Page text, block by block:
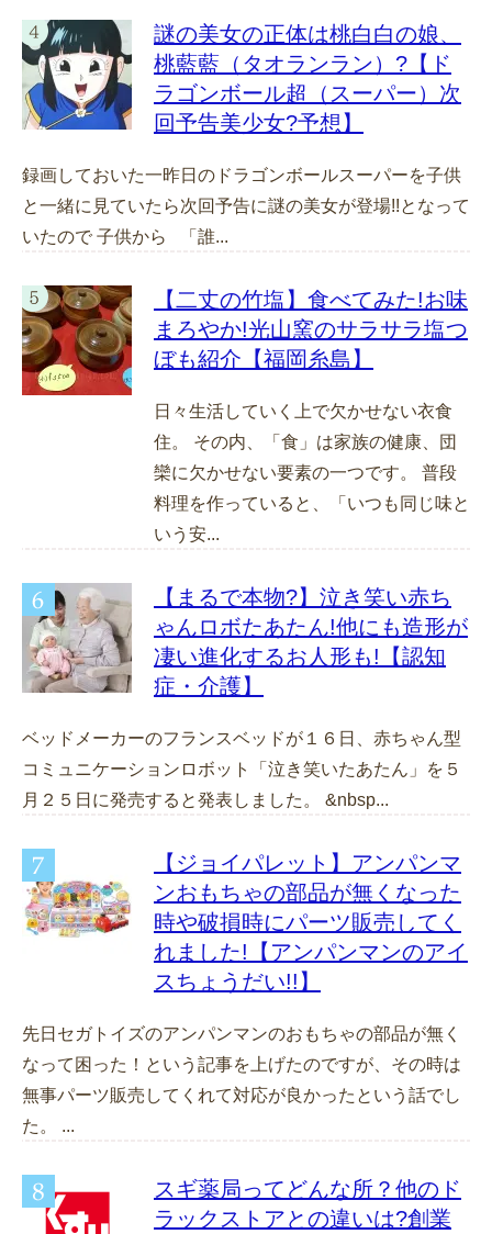
謎の美女の正体は桃白白の娘、
桃藍藍（タオランラン）?【ド
ラゴンボール超（スーパー）次
回予告美少女?予想】
録画しておいた一昨日のドラゴンボールスーパーを子供
と一緒に見ていたら次回予告に謎の美女が登場!!となって
いたので 子供から 「誰...
【二丈の竹塩】食べてみた!お味
まろやか!光山窯のサラサラ塩つ
ぼも紹介【福岡糸島】
日々生活していく上で欠かせない衣食
住。 その内、「食」は家族の健康、団
欒に欠かせない要素の一つです。 普段
料理を作っていると、「いつも同じ味と
いう安...
【まるで本物?】泣き笑い赤ち
ゃんロボたあたん!他にも造形が
凄い進化するお人形も!【認知
症・介護】
ベッドメーカーのフランスベッドが１６日、赤ちゃん型
コミュニケーションロボット「泣き笑いたあたん」を５
月２５日に発売すると発表しました。 &nbsp...
【ジョイパレット】アンパンマ
ンおもちゃの部品が無くなった
時や破損時にパーツ販売してく
れました!【アンパンマンのアイ
スちょうだい!!】
先日セガトイズのアンパンマンのおもちゃの部品が無く
なって困った！という記事を上げたのですが、その時は
無事パーツ販売してくれて対応が良かったという話でし
た。 ...
スギ薬局ってどんな所？他のド
ラックストアとの違いは?創業